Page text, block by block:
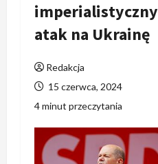
imperialistyczny
atak na Ukrainę
Redakcja
15 czerwca, 2024
4 minut przeczytania